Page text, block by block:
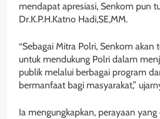
mendapat apresiasi, Senkom pun
Dr.K.P.H.Katno Hadi,SE,MM.
“Sebagai Mitra Polri, Senkom akan
untuk mendukung Polri dalam
publik melalui berbagai program
bermanfaat bagi masyarakat,”
Ia mengungkapkan, perayaan